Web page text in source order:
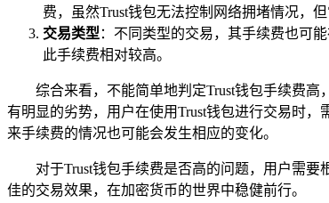
费，虽然Trust钱包无法控制网络拥堵情况，
交易类型：不同类型的交易，其手续费也可
此手续费相对较高。
综合来看，不能简单地判定Trust钱包手续费
有明显的劣势，用户在使用Trust钱包进行交易时
来手续费的情况也可能会发生相应的变化。
对于Trust钱包手续费是否高的问题，用户需
佳的交易效果，在加密货币的世界中稳健前行。